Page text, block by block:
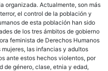
organizada. Actualmente, son más
el control de la población y
de esta población han sido
de los tres ámbitos de gobierno
feminista de Derechos Humanos
las infancias y adultos
ante estos hechos violentos, por
de género, clase, etnia y edad,